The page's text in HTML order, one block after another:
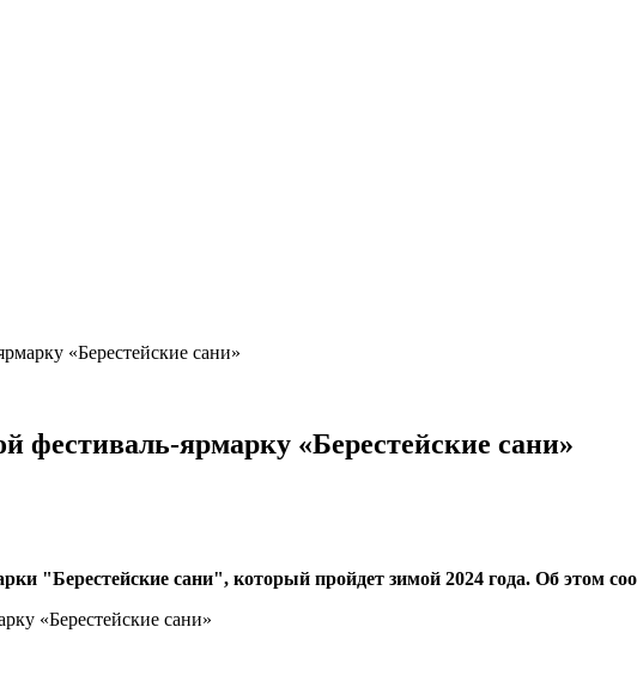
«Берестейские сани»
фестиваль-ярмарку «Берестейские сани»
"Берестейские сани", который пройдет зимой 2024 года. Об этом